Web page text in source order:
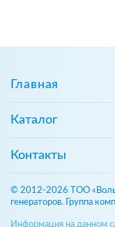
Главная
Каталог
Контакты
© 2012-2026 ТОО
генераторов. Группа
Информация на данном